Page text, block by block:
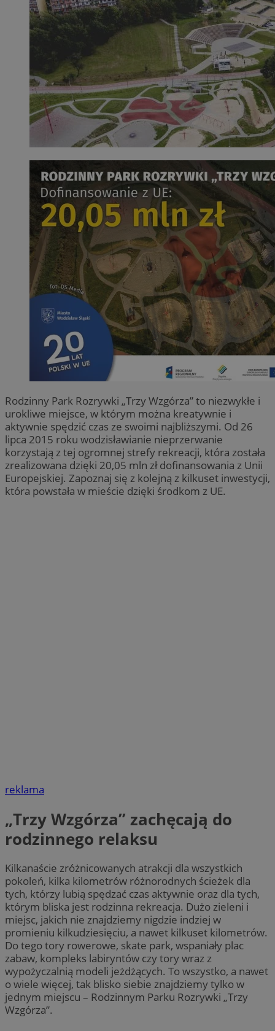
Rodzinny Park Rozrywki „Trzy Wzgórza” to niezwykłe i
urokliwe miejsce, w którym można kreatywnie i
aktywnie spędzić czas ze swoimi najbliższymi. Od 26
lipca 2015 roku wodzisławianie nieprzerwanie
korzystają z tej ogromnej strefy rekreacji, która została
zrealizowana dzięki 20,05 mln zł dofinansowania z Unii
Europejskiej. Zapoznaj się z kolejną z kilkuset inwestycji,
która powstała w mieście dzięki środkom z UE.
reklama
„Trzy Wzgórza” zachęcają do
rodzinnego relaksu
Kilkanaście zróżnicowanych atrakcji dla wszystkich
pokoleń, kilka kilometrów różnorodnych ścieżek dla
tych, którzy lubią spędzać czas aktywnie oraz dla tych,
którym bliska jest rodzinna rekreacja. Dużo zieleni i
miejsc, jakich nie znajdziemy nigdzie indziej w
promieniu kilkudziesięciu, a nawet kilkuset kilometrów.
Do tego tory rowerowe, skate park, wspaniały plac
zabaw, kompleks labiryntów czy tory wraz z
wypożyczalnią modeli jeżdżących. To wszystko, a nawet
o wiele więcej, tak blisko siebie znajdziemy tylko w
jednym miejscu – Rodzinnym Parku Rozrywki „Trzy
Wzgórza”.